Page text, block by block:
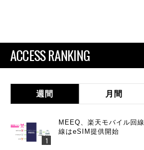
ACCESS RANKING
週間 月間
MEEQ、楽天モバイル回
線はeSIM提供開始